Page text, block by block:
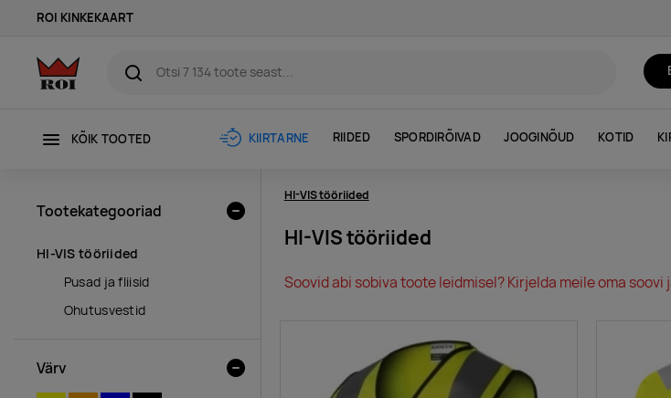
ROI KINKEKAART
KÕIK TOOTED KIIRTARNE RIIDED SPORDIRÕIVAD JOOGINÕUD KOTID
HI-VIS tööriided
HI-VIS tööriided
Soovid abi sobiva toote leidmisel? Kirjelda meile oma
Tootekategooriad
HI-VIS tööriided
Pusad ja fliisid
Ohutusvestid
Värv